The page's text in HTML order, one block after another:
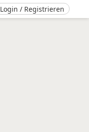
Login / Registrieren